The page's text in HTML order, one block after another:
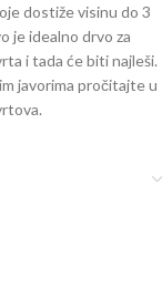
dostiže visinu do 3
je idealno drvo za
i tada će biti najleši.
javorima pročitajte u